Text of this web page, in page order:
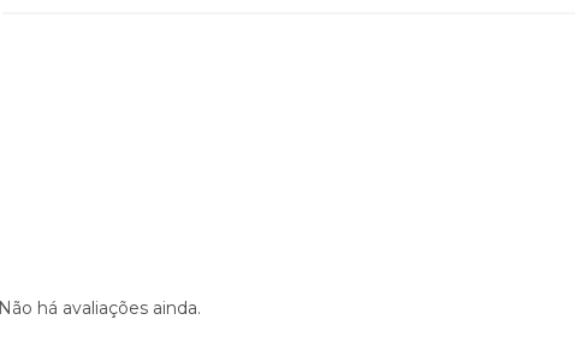
Não há avaliações ainda.